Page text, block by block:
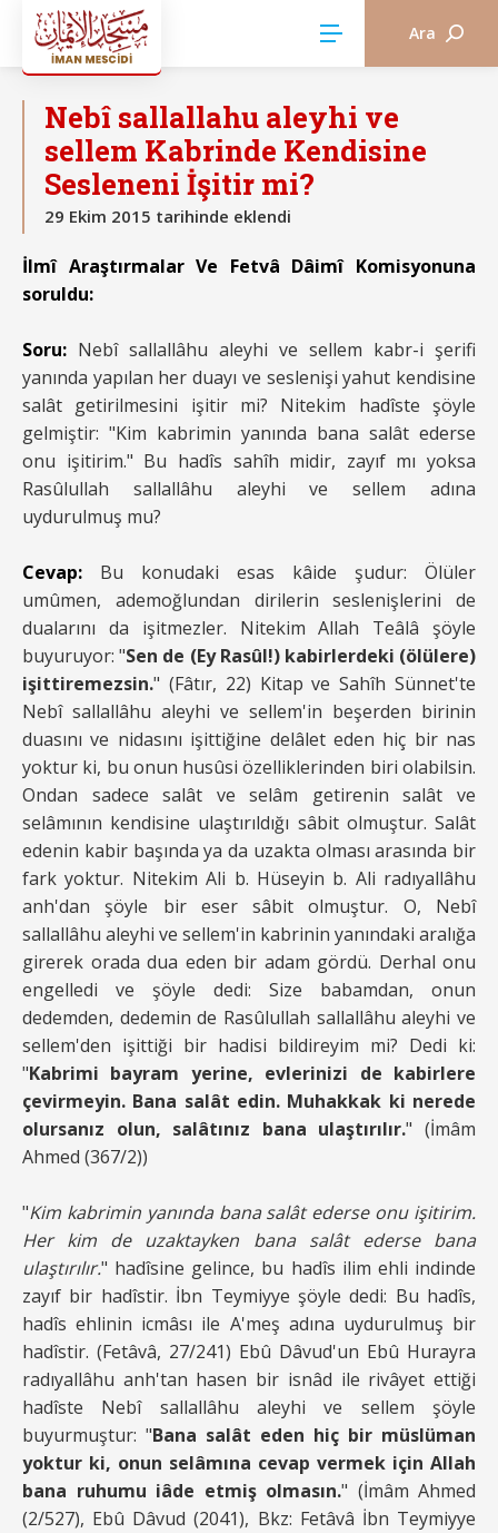
Ara
AKÎDE
Nebî sallallahu aleyhi ve
sellem Kabrinde Kendisine
Sesleneni İşitir mi?
29 Ekim 2015 tarihinde eklendi
İlmî Araştırmalar Ve Fetvâ Dâimî Komisyonuna
soruldu:
Soru: Nebî sallallâhu aleyhi ve sellem kabr-i şerifi
yanında yapılan her duayı ve seslenişi yahut kendisine
salât getirilmesini işitir mi? Nitekim hadîste şöyle
gelmiştir: "Kim kabrimin yanında bana salât ederse
onu işitirim." Bu hadîs sahîh midir, zayıf mı yoksa
Rasûlullah sallallâhu aleyhi ve sellem adına
uydurulmuş mu?
Cevap: Bu konudaki esas kâide şudur: Ölüler
umûmen, ademoğlundan dirilerin seslenişlerini de
dualarını da işitmezler. Nitekim Allah Teâlâ şöyle
buyuruyor: "Sen de (Ey Rasûl!) kabirlerdeki (ölülere)
işittiremezsin." (Fâtır, 22) Kitap ve Sahîh Sünnet'te
Nebî sallallâhu aleyhi ve sellem'in beşerden birinin
duasını ve nidasını işittiğine delâlet eden hiç bir nas
yoktur ki, bu onun husûsi özelliklerinden biri olabilsin.
Ondan sadece salât ve selâm getirenin salât ve
selâmının kendisine ulaştırıldığı sâbit olmuştur. Salât
edenin kabir başında ya da uzakta olması arasında bir
fark yoktur. Nitekim Ali b. Hüseyin b. Ali radıyallâhu
anh'dan şöyle bir eser sâbit olmuştur. O, Nebî
sallallâhu aleyhi ve sellem'in kabrinin yanındaki aralığa
girerek orada dua eden bir adam gördü. Derhal onu
engelledi ve şöyle dedi: Size babamdan, onun
dedemden, dedemin de Rasûlullah sallallâhu aleyhi ve
sellem'den işittiği bir hadisi bildireyim mi? Dedi ki:
"Kabrimi bayram yerine, evlerinizi de kabirlere
çevirmeyin. Bana salât edin. Muhakkak ki nerede
olursanız olun, salâtınız bana ulaştırılır." (İmâm
Ahmed (367/2))
"Kim kabrimin yanında bana salât ederse onu işitirim.
Her kim de uzaktayken bana salât ederse bana
ulaştırılır." hadîsine gelince, bu hadîs ilim ehli indinde
zayıf bir hadîstir. İbn Teymiyye şöyle dedi: Bu hadîs,
hadîs ehlinin icmâsı ile A'meş adına uydurulmuş bir
hadîstir. (Fetâvâ, 27/241) Ebû Dâvud'un Ebû Hurayra
radıyallâhu anh'tan hasen bir isnâd ile rivâyet ettiği
hadîste Nebî sallallâhu aleyhi ve sellem şöyle
buyurmuştur: "Bana salât eden hiç bir müslüman
yoktur ki, onun selâmına cevap vermek için Allah
bana ruhumu iâde etmiş olmasın." (İmâm Ahmed
(2/527), Ebû Dâvud (2041), Bkz: Fetâvâ İbn Teymiyye